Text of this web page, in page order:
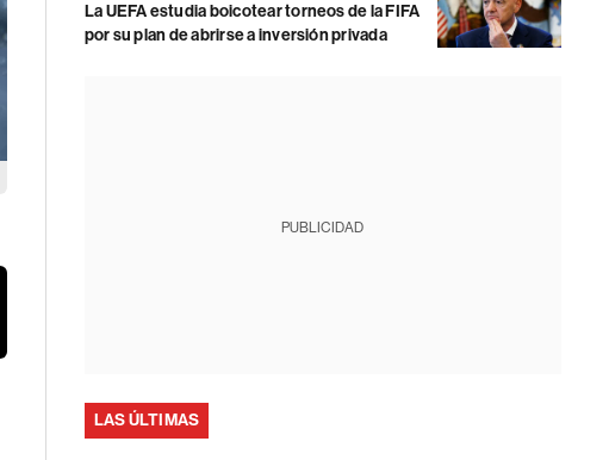
La UEFA estudia boicotear torneos de la FIFA
por su plan de abrirse a inversión privada
PUBLICIDAD
LAS ÚLTIMAS